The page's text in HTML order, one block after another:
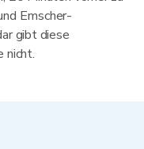
Emscher-
gibt diese
nicht.